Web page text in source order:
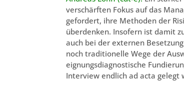
verschärften Fokus auf das
gefordert, ihre Methoden der
überdenken. Insofern ist damit
auch bei der externen
noch traditionelle Wege der
eignungsdiagnostische
Interview endlich ad acta gelegt